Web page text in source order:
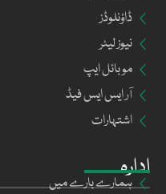
ادارہ
ہمارے بارے میں
ڈاؤنلوڈز
نیوز لیٹر
موبائل ایپ
آر ایس ایس فیڈ
اشتہارات